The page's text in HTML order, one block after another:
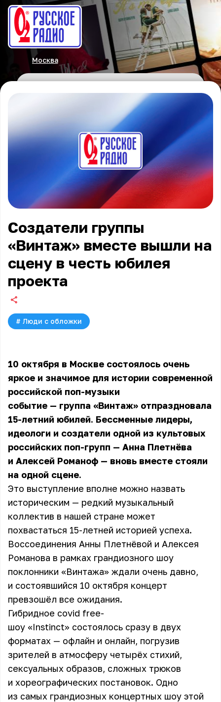
Москва
Создатели группы
«Винтаж» вместе вышли на
сцену в честь юбилея
проекта
# Люди с обложки
10 октября в Москве состоялось очень
яркое и значимое для истории современной
российской поп-музыки
событие — группа «Винтаж» отпраздновала
15-летний юбилей. Бессменные лидеры,
идеологи и создатели одной из культовых
российских поп-групп — Анна Плетнёва
и Алексей Романоф — вновь вместе стояли
на одной сцене.
Это выступление вполне можно назвать
историческим — редкий музыкальный
коллектив в нашей стране может
похвастаться 15-летней историей успеха.
Воссоединения Анны Плетнёвой и Алексея
Романова в рамках грандиозного шоу
поклонники «Винтажа» ждали очень давно,
и состоявшийся 10 октября концерт
превзошёл все ожидания.
Гибридное covid free-
шоу «Instinct» состоялось сразу в двух
форматах — офлайн и онлайн, погрузив
зрителей в атмосферу четырёх стихий,
сексуальных образов, сложных трюков
и хореографических постановок. Одно
из самых грандиозных концертных шоу этой